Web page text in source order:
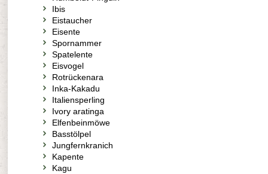
Ibis
Eistaucher
Eisente
Spornammer
Spatelente
Eisvogel
Rotrückenara
Inka-Kakadu
Italiensperling
Ivory aratinga
Elfenbeinmöwe
Basstölpel
Jungfernkranich
Kapente
Kagu